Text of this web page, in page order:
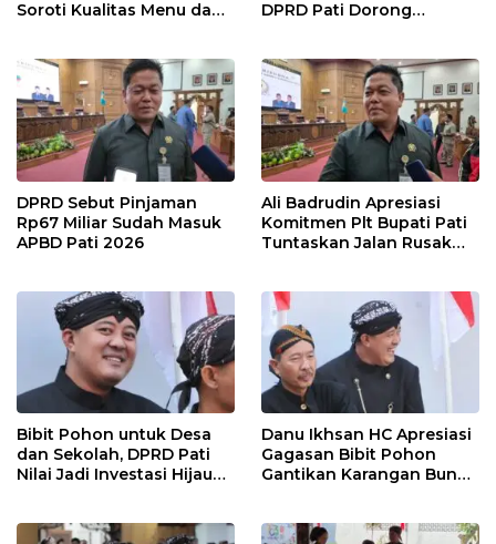
Soroti Kualitas Menu dan
DPRD Pati Dorong
DPRD Sebut Pinjaman
Rp67 Miliar Sudah Masuk
APBD Pati 2026
Ali Badrudin Apresiasi
Komitmen Plt Bupati Pati
Tuntaskan Jalan Rusak
Bibit Pohon untuk Desa
dan Sekolah, DPRD Pati
Nilai Jadi Investasi Hijau
Danu Ikhsan HC Apresiasi
Gagasan Bibit Pohon
Gantikan Karangan Bunga